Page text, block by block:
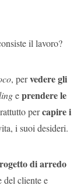
il lavoro?
, pervedere gli
eprendere le
percapire i
i suoi desideri.
di arredo
del cliente e